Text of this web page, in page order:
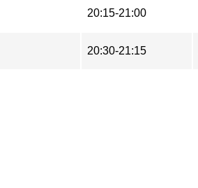
20:15-21:00
20:30-21:15